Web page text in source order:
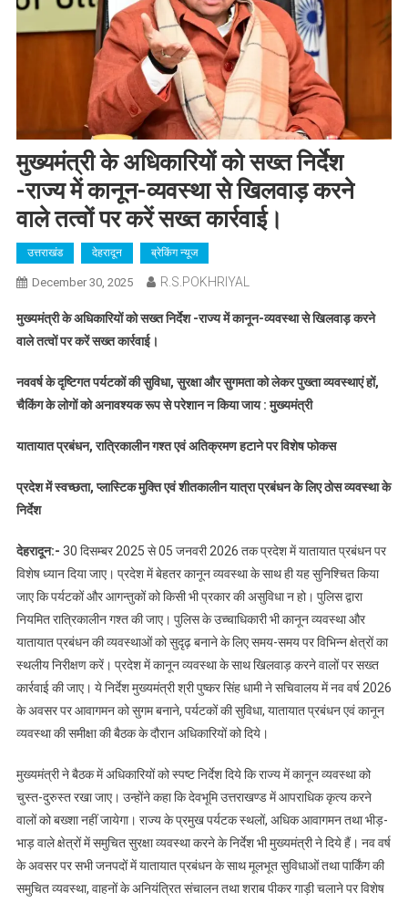
मुख्यमंत्री के अधिकारियों को सख्त निर्देश
-राज्य में कानून-व्यवस्था से खिलवाड़ करने
वाले तत्वों पर करें सख्त कार्रवाई।
उत्तराखंड देहरादून ब्रेकिंग न्यूज
December 30, 2025 R.S.POKHRIYAL
मुख्यमंत्री के अधिकारियों को सख्त निर्देश -राज्य में कानून-व्यवस्था से खिलवाड़ करने
वाले तत्वों पर करें सख्त कार्रवाई।
नववर्ष के दृष्टिगत पर्यटकों की सुविधा, सुरक्षा और सुगमता को लेकर पुख्ता व्यवस्थाएं हों,
चैकिंग के लोगों को अनावश्यक रूप से परेशान न किया जाय : मुख्यमंत्री
यातायात प्रबंधन, रात्रिकालीन गश्त एवं अतिक्रमण हटाने पर विशेष फोकस
प्रदेश में स्वच्छता, प्लास्टिक मुक्ति एवं शीतकालीन यात्रा प्रबंधन के लिए ठोस व्यवस्था के
निर्देश
देहरादून:- 30 दिसम्बर 2025 से 05 जनवरी 2026 तक प्रदेश में यातायात प्रबंधन पर
विशेष ध्यान दिया जाए। प्रदेश में बेहतर कानून व्यवस्था के साथ ही यह सुनिश्चित किया
जाए कि पर्यटकों और आगन्तुकों को किसी भी प्रकार की असुविधा न हो। पुलिस द्वारा
नियमित रात्रिकालीन गश्त की जाए। पुलिस के उच्चाधिकारी भी कानून व्यवस्था और
यातायात प्रबंधन की व्यवस्थाओं को सुदृढ़ बनाने के लिए समय-समय पर विभिन्न क्षेत्रों का
स्थलीय निरीक्षण करें। प्रदेश में कानून व्यवस्था के साथ खिलवाड़ करने वालों पर सख्त
कार्रवाई की जाए। ये निर्देश मुख्यमंत्री श्री पुष्कर सिंह धामी ने सचिवालय में नव वर्ष 2026
के अवसर पर आवागमन को सुगम बनाने, पर्यटकों की सुविधा, यातायात प्रबंधन एवं कानून
व्यवस्था की समीक्षा की बैठक के दौरान अधिकारियों को दिये।
मुख्यमंत्री ने बैठक में अधिकारियों को स्पष्ट निर्देश दिये कि राज्य में कानून व्यवस्था को
चुस्त-दुरुस्त रखा जाए। उन्होंने कहा कि देवभूमि उत्तराखण्ड में आपराधिक कृत्य करने
वालों को बख्शा नहीं जायेगा। राज्य के प्रमुख पर्यटक स्थलों, अधिक आवागमन तथा भीड़-
भाड़ वाले क्षेत्रों में समुचित सुरक्षा व्यवस्था करने के निर्देश भी मुख्यमंत्री ने दिये हैं। नव वर्ष
के अवसर पर सभी जनपदों में यातायात प्रबंधन के साथ मूलभूत सुविधाओं तथा पार्किंग की
समुचित व्यवस्था, वाहनों के अनियंत्रित संचालन तथा शराब पीकर गाड़ी चलाने पर विशेष